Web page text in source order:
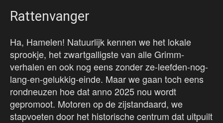
Rattenvanger
Ha, Hamelen! Natuurlijk kennen we het lokale
sprookje, het zwartgalligste van alle Grimm-
verhalen en ook nog eens zonder ze-leefden-nog-
lang-en-gelukkig-einde. Maar we gaan toch eens
rondneuzen hoe dat anno 2025 nou wordt
gepromoot. Motoren op de zijstandaard, we
stapvoeten door het historische centrum dat uitpuilt